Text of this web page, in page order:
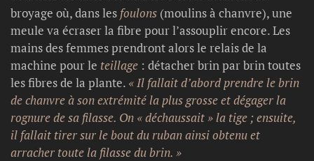
broyage où, dans les foulons (moulins à chanvre), une
meule va écraser la fibre pour l’assouplir encore. Les
mains des femmes prendront alors le relais de la
machine pour le teillage : détacher brin par brin toutes
les fibres de la plante. « Il fallait d’abord prendre le brin
de chanvre à son extrémité la plus grosse et dégager la
rognure de sa filasse. On « déchaussait » la tige ; ensuite,
il fallait tirer sur le bout du ruban ainsi obtenu et
arracher toute la filasse du brin. »